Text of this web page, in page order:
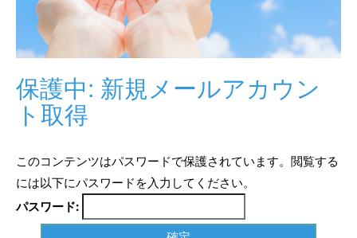
保護中: 新規メールアカウン
ト取得
このコンテンツはパスワードで保護されています。閲覧する
には以下にパスワードを入力してください。
パスワード: